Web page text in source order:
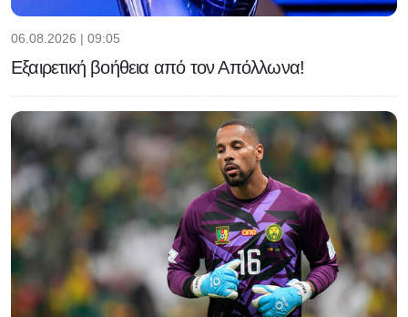
06.08.2026 | 09:05
Εξαιρετική βοήθεια από τον Απόλλωνα!